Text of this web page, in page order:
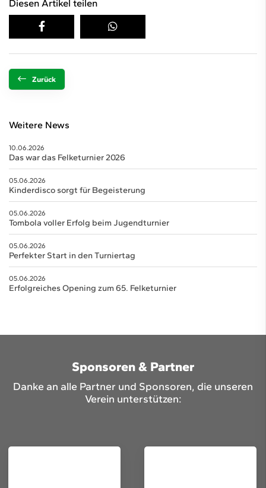
Diesen Artikel teilen
Zurück
Weitere News
10.06.2026
Das war das Felketurnier 2026
05.06.2026
Kinderdisco sorgt für Begeisterung
05.06.2026
Tombola voller Erfolg beim Jugendturnier
05.06.2026
Perfekter Start in den Turniertag
05.06.2026
Erfolgreiches Opening zum 65. Felketurnier
Sponsoren & Partner
Danke an alle Partner und Sponsoren, die unseren
Verein unterstützen: